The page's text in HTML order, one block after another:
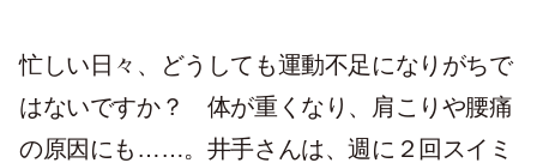
忙しい日々、どうしても運動不足になりがちで
はないですか？ 体が重くなり、肩こりや腰痛
の原因にも……。井手さんは、週に２回スイミ